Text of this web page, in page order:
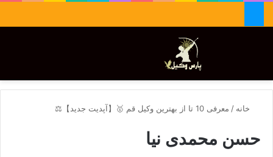
تغییر پوسته
خانه / معرفی 10 تا از بهترین وکیل قم 🥇【آپدیت جدید】⚖️
حسن محمدی نیا